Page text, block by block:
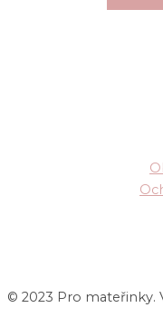
© 2023 Pro mateřinky.